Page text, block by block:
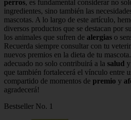
perros, es fundamental considerar no
ingredientes, sino también las
mascotas. A lo largo de este artículo,
diversos productos que se destacan por
los animales que sufren de alergias o
Recuerda siempre consultar con tu
nuevos premios en la dieta de tu
adecuado no solo contribuirá a la salud y
que también fortalecerá el vínculo entre
compartido de momentos de premio y
agradecerá!
Bestseller No. 1